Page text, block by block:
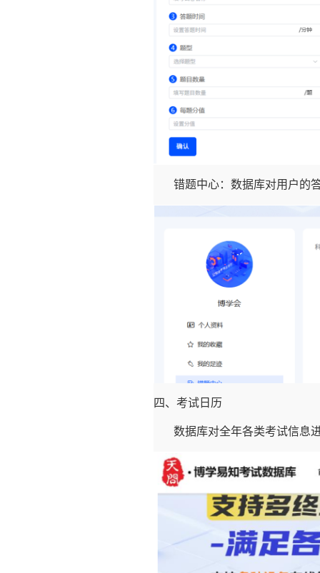
错题中心：数据库对用户的
四、考试日历
数据库对全年各类考试信息